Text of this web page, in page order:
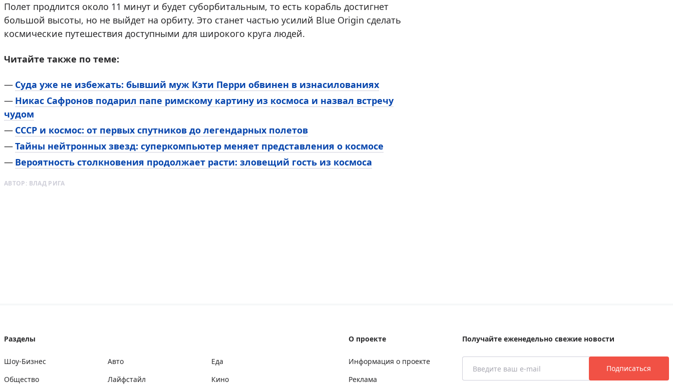
Полет продлится около 11 минут и будет суборбитальным, то есть корабль достигнет
большой высоты, но не выйдет на орбиту. Это станет частью усилий Blue Origin сделать
космические путешествия доступными для широкого круга людей.
Читайте также по теме:
Суда уже не избежать: бывший муж Кэти Перри обвинен в изнасилованиях
Никас Сафронов подарил папе римскому картину из космоса и назвал встречу
чудом
СССР и космос: от первых спутников до легендарных полетов
Тайны нейтронных звезд: суперкомпьютер меняет представления о космосе
Вероятность столкновения продолжает расти: зловещий гость из космоса
АВТОР: ВЛАД РИГА
Разделы
Шоу-Бизнес
Общество
Авто
Лайфстайл
Еда
Кино
О проекте
Информация о проекте
Реклама
Получайте еженедельно свежие новости
Подписаться